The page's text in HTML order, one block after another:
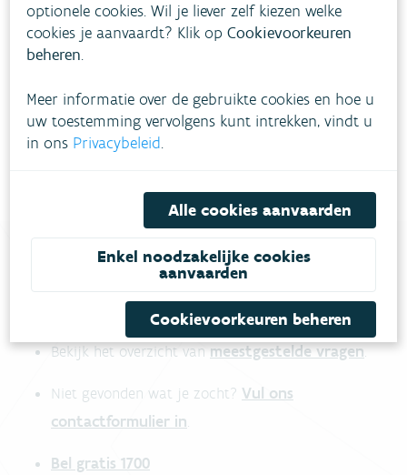
Evolutie
Hoe pakken we dit aan?
Heb je vragen?
Bekijk het overzicht van meestgestelde vragen.
Niet gevonden wat je zocht? Vul ons
contactformulier in.
Bel gratis 1700
optionele cookies. Wil je liever zelf kiezen welke
cookies je aanvaardt? Klik opCookievoorkeuren
beheren.
Meer informatie over de gebruikte cookies en hoe u
uw toestemming vervolgens kunt intrekken, vindt u
in ons Privacybeleid.
Alle cookies aanvaarden
Enkel noodzakelijke cookies
aanvaarden
Cookievoorkeuren beheren